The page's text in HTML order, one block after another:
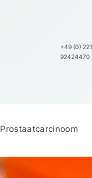
+49 (0) 221
92424470
Prostaatcarcinoom